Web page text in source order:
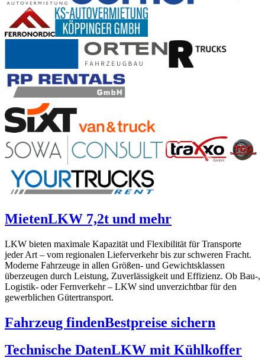
MietenLKW 7,2t und mehr
LKW bieten maximale Kapazität und Flexibilität für Transporte
jeder Art – vom regionalen Lieferverkehr bis zur schweren Fracht.
Moderne Fahrzeuge in allen Größen- und Gewichtsklassen
überzeugen durch Leistung, Zuverlässigkeit und Effizienz. Ob Bau-,
Logistik- oder Fernverkehr – LKW sind unverzichtbar für den
gewerblichen Gütertransport.
Fahrzeug findenBestpreise sichern
Technische DatenLKW mit Kühlkoffer